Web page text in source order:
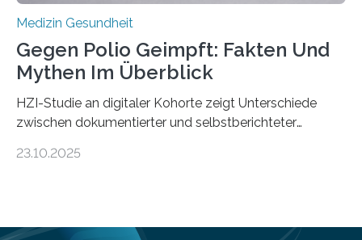
Medizin Gesundheit
Gegen Polio Geimpft: Fakten Und
Mythen Im Überblick
HZI-Studie an digitaler Kohorte zeigt Unterschiede
zwischen dokumentierter und selbstberichteter
Kinderlähmung, ist eine ansteckende Krankheit, die
23.10.2025